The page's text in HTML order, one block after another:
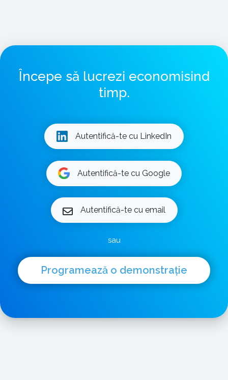
Începe să lucrezi economisind
timp.
Autentifică-te cu LinkedIn
Autentifică-te cu Google
Autentifică-te cu email
sau
Programează o demonstrație